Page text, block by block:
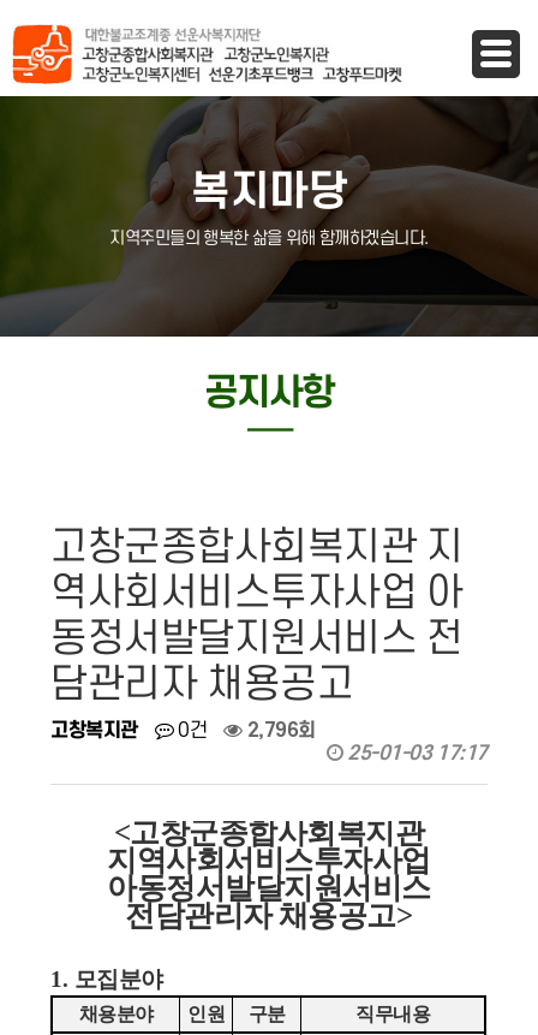
복지마당
지역주민들의 행복한 삶을 위해 함깨하겠습니다.
공지사항
─
고창군종합사회복지관 지
역사회서비스투자사업 아
동정서발달지원서비스 전
담관리자 채용공고
고창복지관 0건
2,796회
25-01-03 17:17
<고창군종합사회복지관
지역사회서비스투자사업
아동정서발달지원서비스
전담관리자 채용공고>
1. 모집분야
채용분야 인원 구분 직무내용